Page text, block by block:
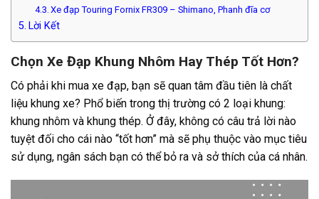
Xe đạp Touring Fornix FR309 – Shimano, Phanh đĩa cơ
Lời Kết
Chọn Xe Đạp Khung Nhôm Hay Thép Tốt Hơn?
Có phải khi mua xe đạp, bạn sẽ quan tâm đầu tiên là chất
liệu khung xe? Phổ biến trong thị trường có 2 loại khung:
khung nhôm và khung thép. Ở đây, không có câu trả lời nào
tuyệt đối cho cái nào “tốt hơn” mà sẽ phụ thuộc vào mục tiêu
sử dụng, ngân sách bạn có thể bỏ ra và sở thích của cá nhân.